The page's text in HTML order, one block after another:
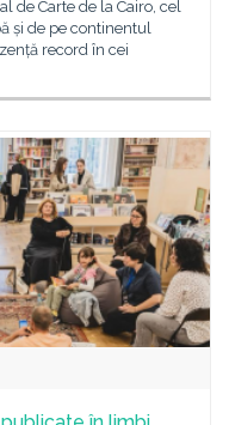
de Carte de la Cairo, cel
și de pe continentul
record în cei